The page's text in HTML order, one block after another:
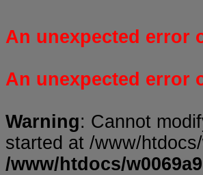
An unexpected error
An unexpected error
Warning: Cannot
started at /www/
/www/htdocs/